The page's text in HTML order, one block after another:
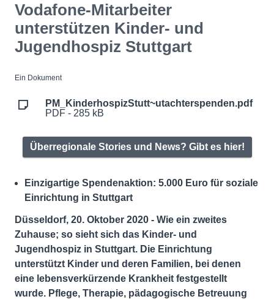
Vodafone-Mitarbeiter
unterstützen Kinder- und
Jugendhospiz Stuttgart
Ein Dokument
PM_KinderhospizStutt~utachterspenden.pdf
PDF - 285 kB
Überregionale Stories und News? Gibt es hier!
Einzigartige Spendenaktion: 5.000 Euro für soziale
Einrichtung in Stuttgart
Düsseldorf, 20. Oktober 2020 - Wie ein zweites
Zuhause; so sieht sich das Kinder- und
Jugendhospiz in Stuttgart. Die Einrichtung
unterstützt Kinder und deren Familien, bei denen
eine lebensverkürzende Krankheit festgestellt
wurde. Pflege, Therapie, pädagogische Betreuung